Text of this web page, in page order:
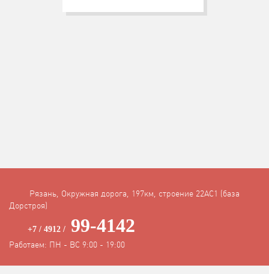
Рязань, Окружная дорога, 197км, строение 22АC1 (база
Дорстроя)
+7 / 4912 / 99-4142
Работаем: ПН - ВС 9:00 - 19:00